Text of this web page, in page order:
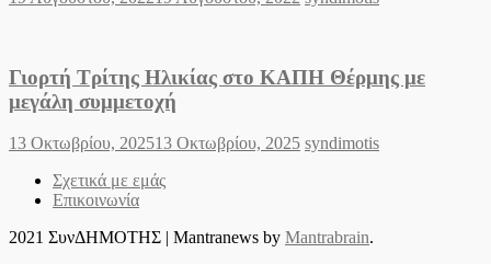
Γιορτή Τρίτης Ηλικίας στο ΚΑΠΗ Θέρμης με
μεγάλη συμμετοχή
Posted
13 Οκτωβρίου, 202513 Οκτωβρίου, 2025 Author
syndimotis
Σχετικά με εμάς
Επικοινωνία
2021 ΣυνΔΗΜΟΤΗΣ
Mantranews by Mantrabrain.